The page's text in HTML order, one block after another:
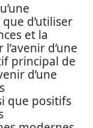
d’utiliser
et la
d’une
principal de
d’une
que positifs